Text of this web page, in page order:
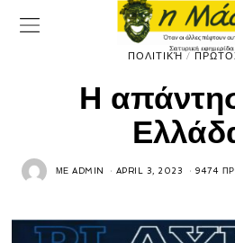
ΠΟΛΙΤΙΚΉ /
Η
ΜΕADMIN APRIL 3, 2023 9474